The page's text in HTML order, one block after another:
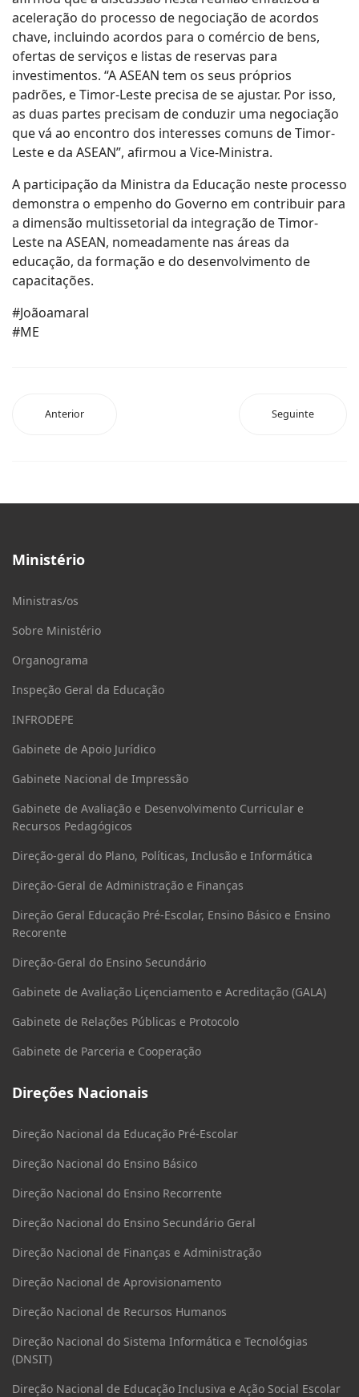
aceleração do processo de negociação de acordos
chave, incluindo acordos para o comércio de bens,
ofertas de serviços e listas de reservas para
investimentos. “A ASEAN tem os seus próprios
padrões, e Timor-Leste precisa de se ajustar. Por isso,
as duas partes precisam de conduzir uma negociação
que vá ao encontro dos interesses comuns de Timor-
Leste e da ASEAN”, afirmou a Vice-Ministra.
A participação da Ministra da Educação neste processo
demonstra o empenho do Governo em contribuir para
a dimensão multissetorial da integração de Timor-
Leste na ASEAN, nomeadamente nas áreas da
educação, da formação e do desenvolvimento de
capacitações.
#Joãoamaral
#ME
Anterior Seguinte
Ministério
Ministras/os
Sobre Ministério
Organograma
Inspeção Geral da Educação
INFRODEPE
Gabinete de Apoio Jurídico
Gabinete Nacional de Impressão
Gabinete de Avaliação e Desenvolvimento Curricular e
Recursos Pedagógicos
Direção-geral do Plano, Políticas, Inclusão e Informática
Direção-Geral de Administração e Finanças
Direção Geral Educação Pré-Escolar, Ensino Básico e Ensino
Recorente
Direção-Geral do Ensino Secundário
Gabinete de Avaliação Liçenciamento e Acreditação (GALA)
Gabinete de Relações Públicas e Protocolo
Gabinete de Parceria e Cooperação
Direções Nacionais
Direção Nacional da Educação Pré-Escolar
Direção Nacional do Ensino Básico
Direção Nacional do Ensino Recorrente
Direção Nacional do Ensino Secundário Geral
Direção Nacional de Finanças e Administração
Direção Nacional de Aprovisionamento
Direção Nacional de Recursos Humanos
Direção Nacional do Sistema Informática e Tecnológias
(DNSIT)
Direção Nacional de Educação Inclusiva e Ação Social Escolar